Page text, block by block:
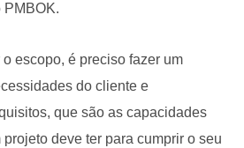
PMBOK.
escopo, é preciso fazer um
do cliente e
que são as capacidades
deve ter para cumprir o seu